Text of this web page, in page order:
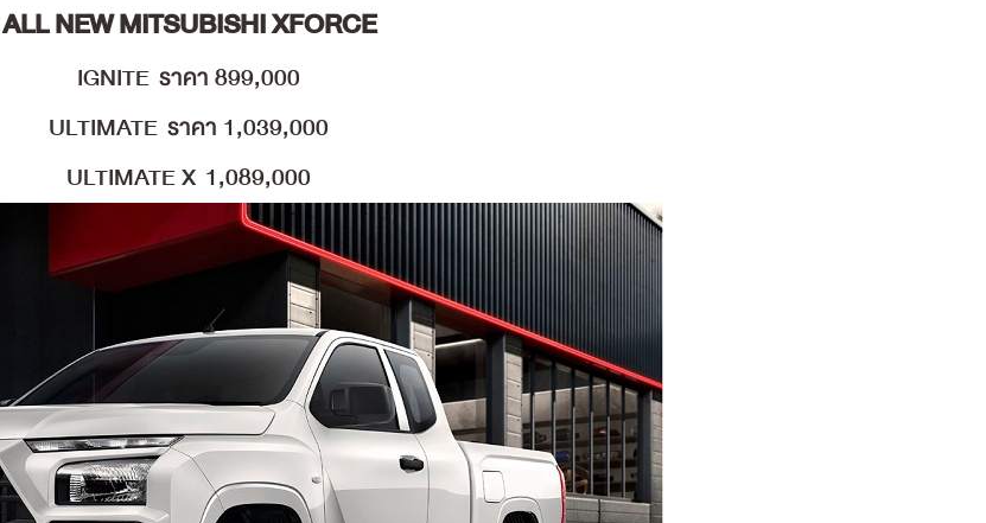
ALL NEW MITSUBISHI XFORCE
IGNITE ราคา 899,000
ULTIMATE ราคา 1,039,000
ULTIMATE X 1,089,000